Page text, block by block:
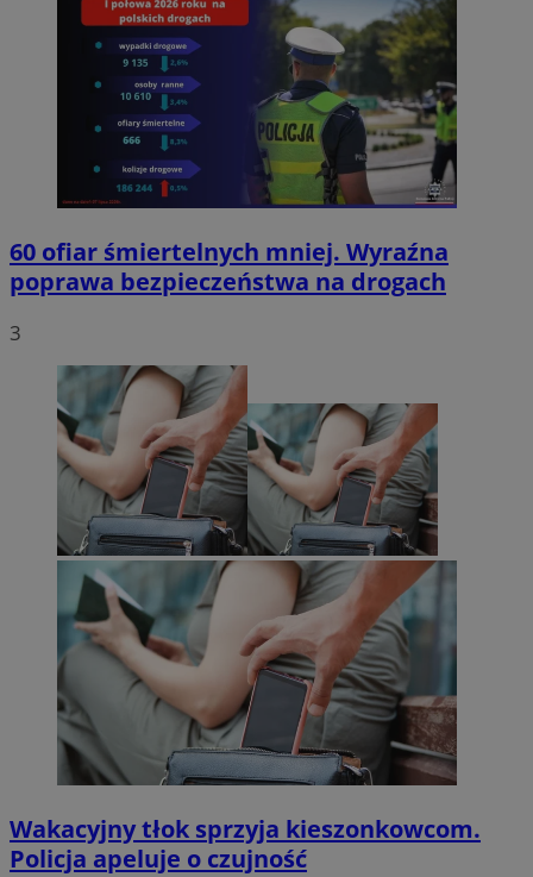
60 ofiar śmiertelnych mniej. Wyraźna
poprawa bezpieczeństwa na drogach
3
Wakacyjny tłok sprzyja kieszonkowcom.
Policja apeluje o czujność